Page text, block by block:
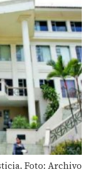
Foto: Archivo